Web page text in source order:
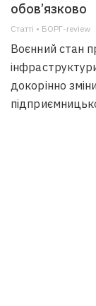
обов’язково
Статті • БОРГ-review
Воєнний стан
докорінно